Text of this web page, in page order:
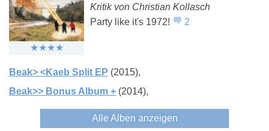
Kritik von Christian Kollasch
Party like it's 1972!
2
Beak> <Kaeb Split EP (2015)
Beak>> Bonus Album + (2014)
Alle Alben anzeigen